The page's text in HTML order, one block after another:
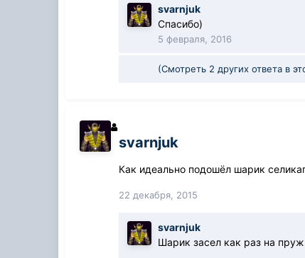
svarnjuk
Спасибо)
5 февраля, 2016
(Смотреть 2 других ответа в
svarnjuk
Как идеально подошёл шарик
22 декабря, 2015
svarnjuk
Шарик засел как раз на